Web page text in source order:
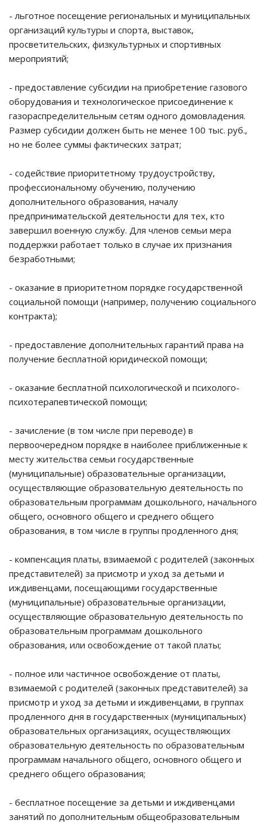
- льготное посещение региональных и муниципальных
организаций культуры и спорта, выставок,
просветительских, физкультурных и спортивных
мероприятий;
- предоставление субсидии на приобретение газового
оборудования и технологическое присоединение к
газораспределительным сетям одного домовладения.
Размер субсидии должен быть не менее 100 тыс. руб.,
но не более суммы фактических затрат;
- содействие приоритетному трудоустройству,
профессиональному обучению, получению
дополнительного образования, началу
предпринимательской деятельности для тех, кто
завершил военную службу. Для членов семьи мера
поддержки работает только в случае их признания
безработными;
- оказание в приоритетном порядке государственной
социальной помощи (например, получению социального
контракта);
- предоставление дополнительных гарантий права на
получение бесплатной юридической помощи;
- оказание бесплатной психологической и психолого-
психотерапевтической помощи;
- зачисление (в том числе при переводе) в
первоочередном порядке в наиболее приближенные к
месту жительства семьи государственные
(муниципальные) образовательные организации,
осуществляющие образовательную деятельность по
образовательным программам дошкольного, начального
общего, основного общего и среднего общего
образования, в том числе в группы продленного дня;
- компенсация платы, взимаемой с родителей (законных
представителей) за присмотр и уход за детьми и
иждивенцами, посещающими государственные
(муниципальные) образовательные организации,
осуществляющие образовательную деятельность по
образовательным программам дошкольного
образования, или освобождение от такой платы;
- полное или частичное освобождение от платы,
взимаемой с родителей (законных представителей) за
присмотр и уход за детьми и иждивенцами, в группах
продленного дня в государственных (муниципальных)
образовательных организациях, осуществляющих
образовательную деятельность по образовательным
программам начального общего, основного общего и
среднего общего образования;
- бесплатное посещение за детьми и иждивенцами
занятий по дополнительным общеобразовательным